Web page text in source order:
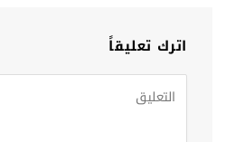
اترك تعليقاً